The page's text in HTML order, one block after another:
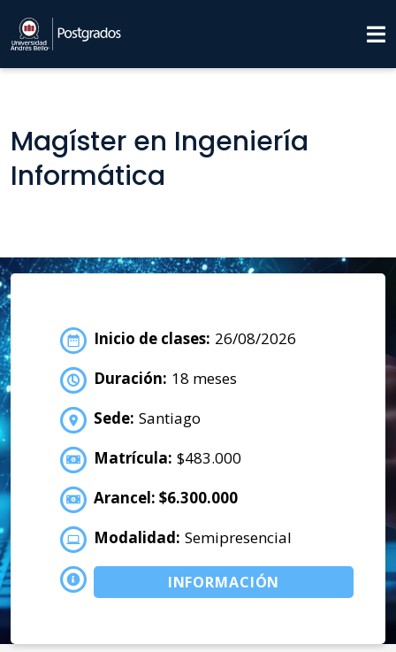
Magíster en Ingeniería
Informática
Inicio de clases: 26/08/2026
Duración: 18 meses
Sede: Santiago
Matrícula: $483.000
Arancel: $6.300.000
Modalidad: Semipresencial
INFORMACIÓN